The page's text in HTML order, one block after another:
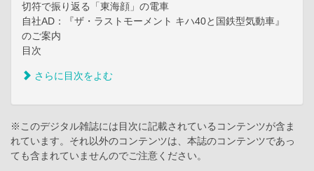
切符で振り返る「東海顔」の電車
自社AD：『ザ・ラストモーメント キハ40と国鉄型気動車』
のご案内
目次
さらに目次をよむ
※このデジタル雑誌には目次に記載されているコンテンツが含ま
れています。それ以外のコンテンツは、本誌のコンテンツであっ
ても含まれていませんのでご注意ください。